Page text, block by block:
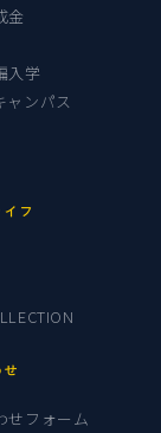
金
入学
ャンパス
フ
せフォーム